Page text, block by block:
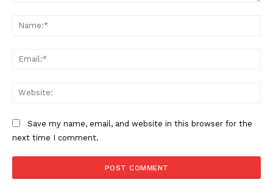
Save my name, email, and website in this browser for the
next time I comment.